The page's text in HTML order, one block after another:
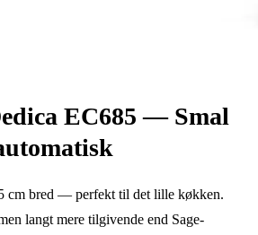
EC685 — Smal
cm bred — perfekt til det lille køkken.
langt mere tilgivende end Sage-